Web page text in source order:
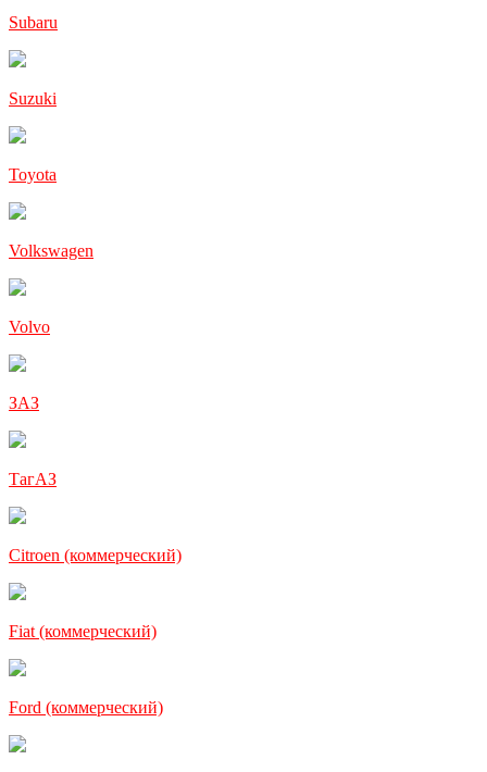
Subaru
Suzuki
Toyota
Volkswagen
Volvo
ЗАЗ
ТагАЗ
Citroen (коммерческий)
Fiat (коммерческий)
Ford (коммерческий)